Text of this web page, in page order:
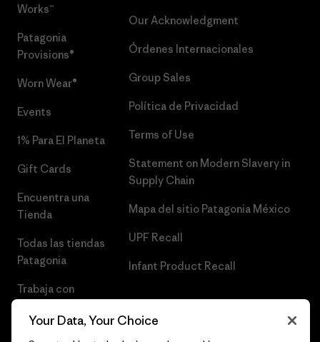
Works™
Patagonia
Provisions®
Worn Wear®
Events
1% Para El Planeta
Gift Cards
Encuentra una
Tienda
Todas las tiendas
Patagonia
Trabaja con
Our Acknowledgment
Órdenes Internacionales
Group Sales
Política de Privacidad
Terms of Use
Statement on Modern Slavery in
Supply Chain
Mapa del sitio Patagonia México
UPF Recall
Infant Product Recall
Your Data, Your Choice